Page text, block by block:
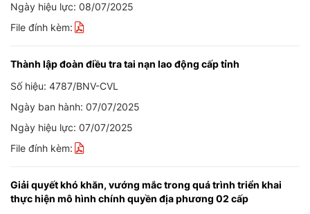
Ngày hiệu lực: 08/07/2025
File đính kèm:
Thành lập đoàn điều tra tai nạn lao động cấp tỉnh
Số hiệu: 4787/BNV-CVL
Ngày ban hành: 07/07/2025
Ngày hiệu lực: 07/07/2025
File đính kèm:
Giải quyết khó khăn, vướng mắc trong quá trình triển khai
thực hiện mô hình chính quyền địa phương 02 cấp